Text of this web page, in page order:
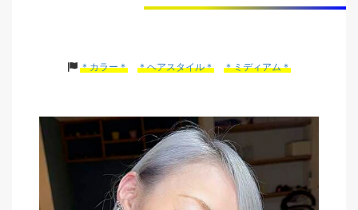
＊カラー＊ ＊ヘアスタイル＊ ＊ミディアム＊